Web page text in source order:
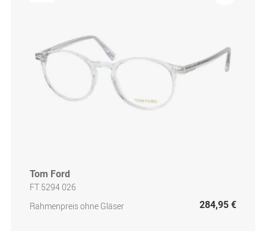
Tom Ford
FT 5294 026
Rahmenpreis ohne Gläser
284,95 €